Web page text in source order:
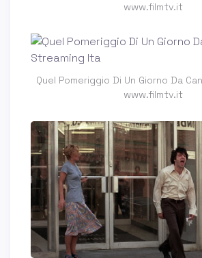
www.filmtv.it
Quel Pomeriggio Di Un Giorno Da
www.filmtv.it